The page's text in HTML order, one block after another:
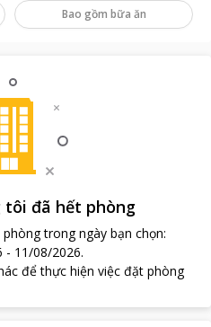
Bao gồm bữa ăn
tôi đã hết phòng
trong ngày bạn chọn:
- 11/08/2026.
để thực hiện việc đặt phòng